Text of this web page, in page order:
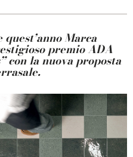
quest’anno Marca
premio ADA
con la nuova proposta